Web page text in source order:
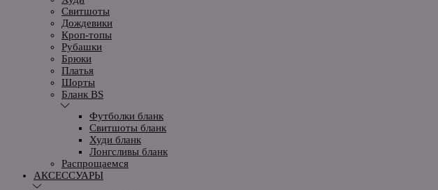
Свитшоты
Дождевики
Кроп-топы
Рубашки
Брюки
Платья
Шорты
Бланк BS
Футболки бланк
Свитшоты бланк
Худи бланк
Лонгсливы бланк
Распрощаемся
АКСЕССУАРЫ